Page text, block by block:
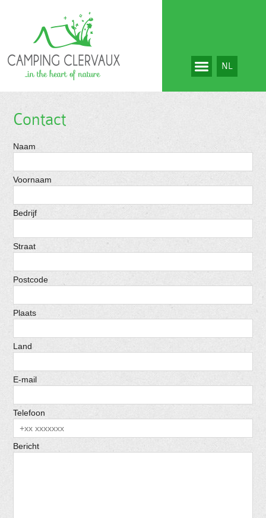
NL
Contact
Naam
Voornaam
Bedrijf
Straat
Postcode
Plaats
Land
E-mail
Telefoon
Bericht